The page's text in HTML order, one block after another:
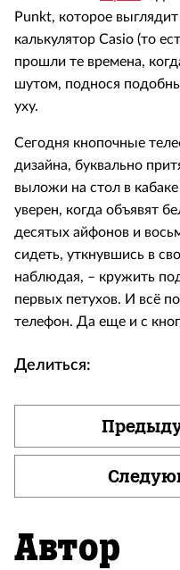
Punkt, которое
калькулятор Casio (то
прошли те времена,
шутом, поднося
уху.
Сегодня кнопочные
дизайна, буквально
выложи на стол в
уверен, когда объявят
десятых айфонов и
сидеть, уткнувшись в
наблюдая, – кружить
первых петухов. И всё
телефон. Да еще и с
Делиться:
Автор